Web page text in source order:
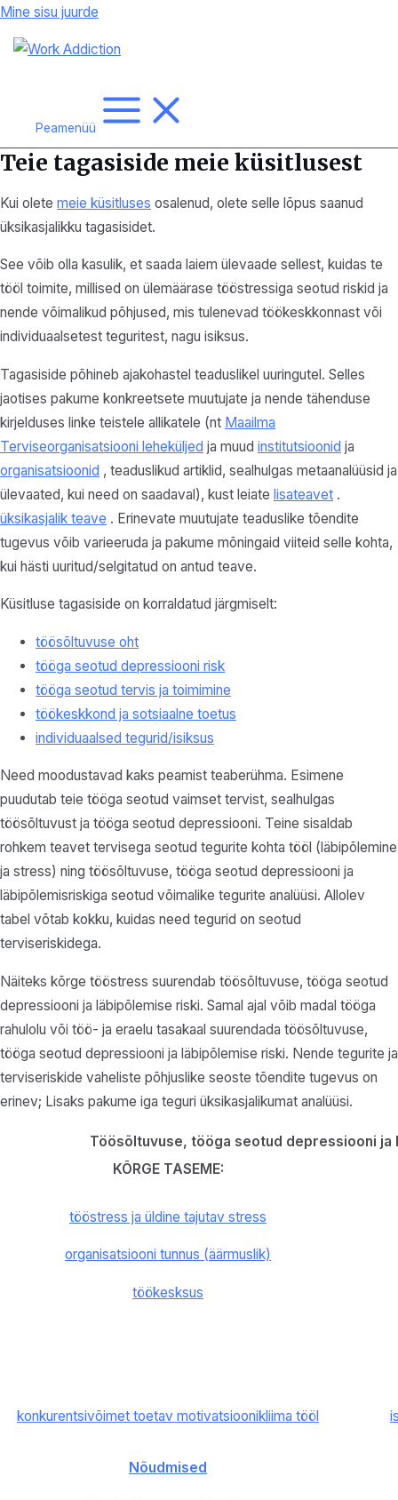
Mine sisu juurde
Peamenüü
Teie tagasiside meie küsitlusest
Kui olete meie küsitluses osalenud, olete selle lõpus saanud
üksikasjalikku tagasisidet.
See võib olla kasulik, et saada laiem ülevaade sellest, kuidas te
tööl toimite, millised on ülemäärase tööstressiga seotud riskid ja
nende võimalikud põhjused, mis tulenevad töökeskkonnast või
individuaalsetest teguritest, nagu isiksus.
Tagasiside põhineb ajakohastel teaduslikel uuringutel. Selles
jaotises pakume konkreetsete muutujate ja nende tähenduse
kirjelduses linke teistele allikatele (nt Maailma
Terviseorganisatsiooni leheküljed ja muud institutsioonid ja
organisatsioonid , teaduslikud artiklid, sealhulgas metaanalüüsid ja
ülevaated, kui need on saadaval), kust leiate lisateavet .
üksikasjalik teave . Erinevate muutujate teaduslike tõendite
tugevus võib varieeruda ja pakume mõningaid viiteid selle kohta,
kui hästi uuritud/selgitatud on antud teave.
Küsitluse tagasiside on korraldatud järgmiselt:
töösõltuvuse oht
tööga seotud depressiooni risk
tööga seotud tervis ja toimimine
töökeskkond ja sotsiaalne toetus
individuaalsed tegurid/isiksus
Need moodustavad kaks peamist teaberühma. Esimene
puudutab teie tööga seotud vaimset tervist, sealhulgas
töösõltuvust ja tööga seotud depressiooni. Teine sisaldab
rohkem teavet tervisega seotud tegurite kohta tööl (läbipõlemine
ja stress) ning töösõltuvuse, tööga seotud depressiooni ja
läbipõlemisriskiga seotud võimalike tegurite analüüsi. Allolev
tabel võtab kokku, kuidas need tegurid on seotud
terviseriskidega.
Näiteks kõrge tööstress suurendab töösõltuvuse, tööga seotud
depressiooni ja läbipõlemise riski. Samal ajal võib madal tööga
rahulolu või töö- ja eraelu tasakaal suurendada töösõltuvuse,
tööga seotud depressiooni ja läbipõlemise riski. Nende tegurite ja
terviseriskide vaheliste põhjuslike seoste tõendite tugevus on
erinev; Lisaks pakume iga teguri üksikasjalikumat analüüsi.
Töösõltuvuse, tööga seotud depressiooni
KÕRGE TASEME:
tööstress ja üldine tajutav stress
organisatsiooni tunnus (äärmuslik)
töökesksus
konkurentsivõimet toetav motivatsioonikliima tööl
Nõudmised